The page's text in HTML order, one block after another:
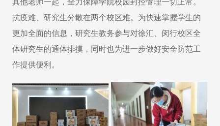
抗疫难、研究生分散在两个校区难。为快速掌握学生的
更加全面的信息，研究生教务参与对徐汇、闵行校区全
体研究生的通体排摸，同时也为进一步做好安全防范工
作提供便利。